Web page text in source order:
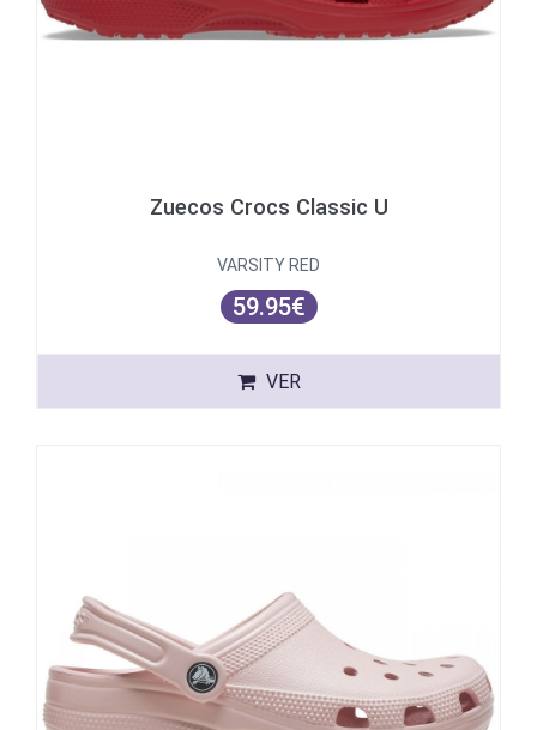
Zuecos Crocs Classic U
VARSITY RED
59.95€
VER